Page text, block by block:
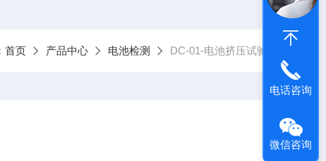
首页 产品中心 电池检测 DC-01-电池挤压试验机
电话咨询
微信咨询